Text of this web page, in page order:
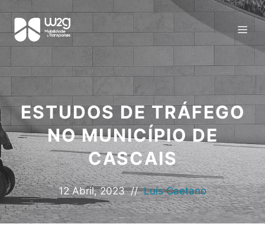
ESTUDOS DE TRÁFEGO
NO MUNICÍPIO DE
CASCAIS
12 Abril, 2023 // Luís Caetano